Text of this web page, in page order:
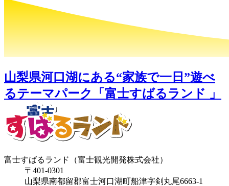
山梨県河口湖にある“家族で一日”遊べ
るテーマパーク「富士すばるランド 」
富士すばるランド（富士観光開発株式会社）
〒401-0301
山梨県南都留郡富士河口湖町船津字剣丸尾6663-1